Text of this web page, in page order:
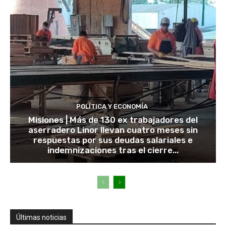
POLÍTICA Y ECONOMÍA
Misiones | Más de 130 ex trabajadores del
aserradero Linor llevan cuatro meses sin
respuestas por sus deudas salariales e
indemnizaciones tras el cierre...
Últimas noticias